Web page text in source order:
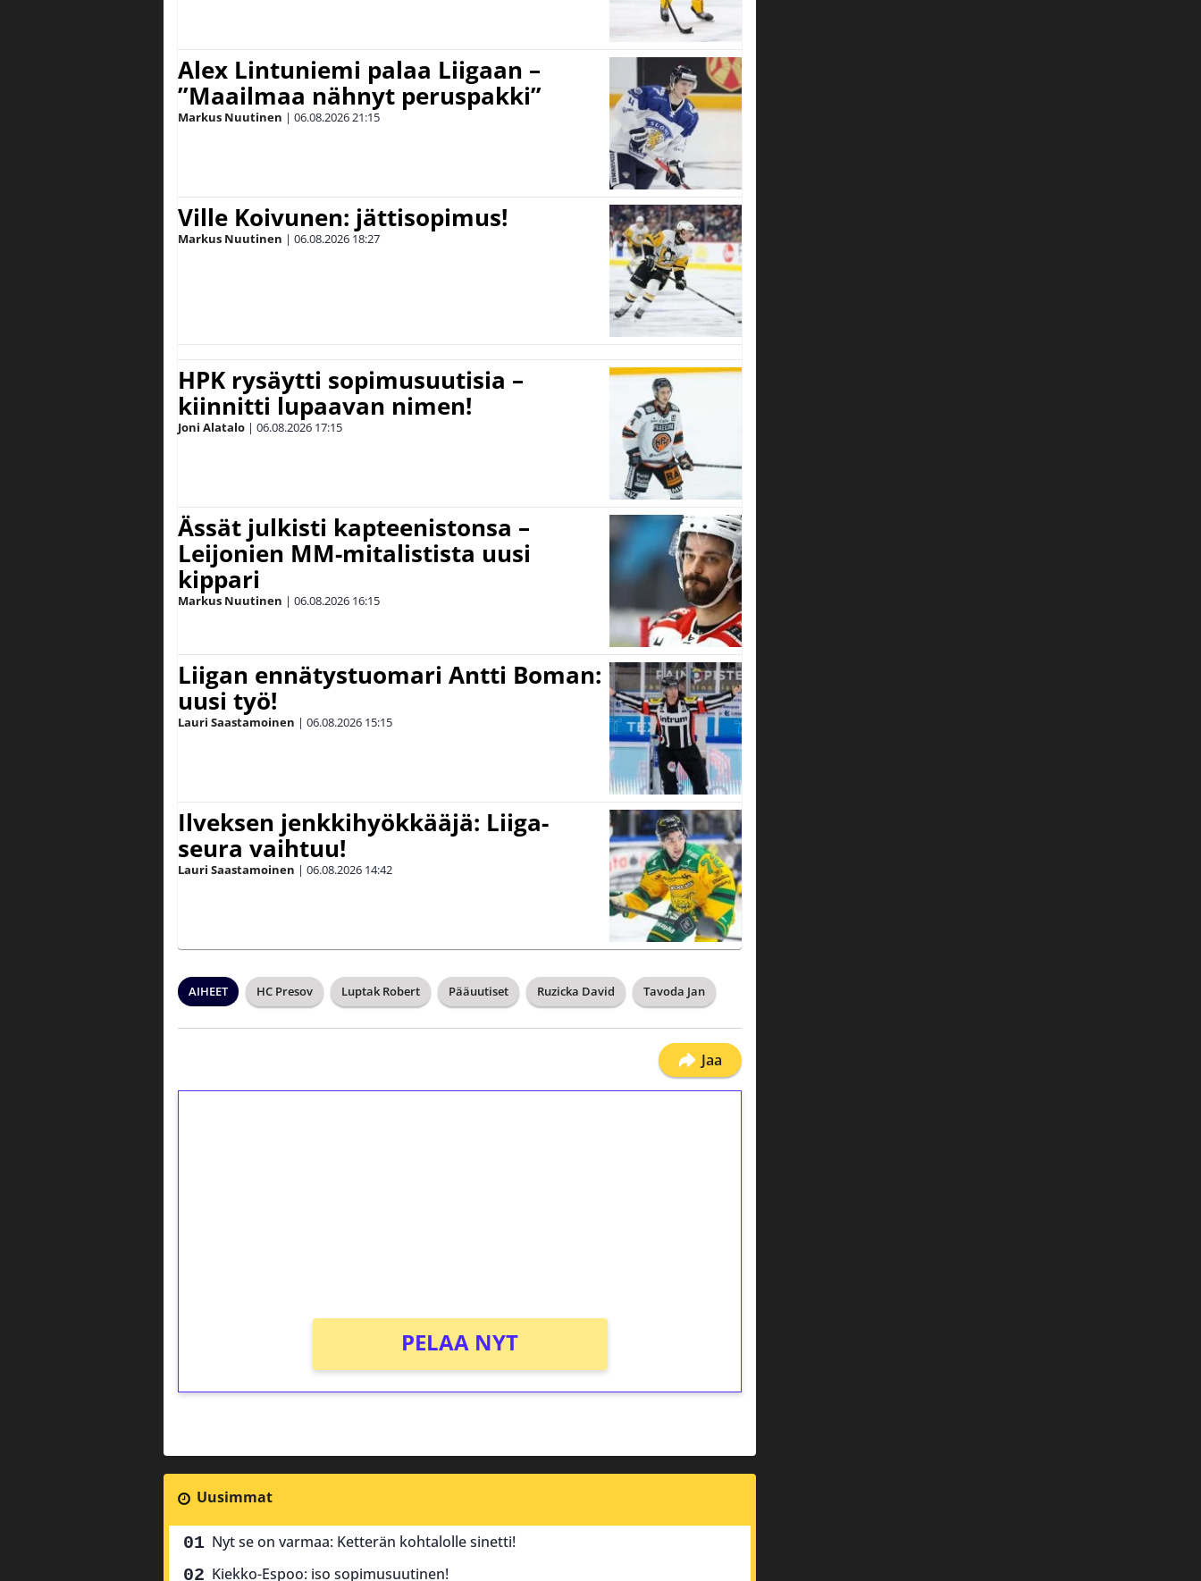
Alex Lintuniemi palaa Liigaan –
”Maailmaa nähnyt peruspakki”
Markus Nuutinen | 06.08.202621:15
Ville Koivunen: jättisopimus!
Markus Nuutinen | 06.08.2026 18:27
HPK rysäytti sopimusuutisia –
kiinnitti lupaavan nimen!
Joni Alatalo | 06.08.2026 17:15
Ässät julkisti kapteenistonsa –
Leijonien MM-mitalistista uusi
kippari
Markus Nuutinen | 06.08.2026 16:15
Liigan ennätystuomari Antti Boman:
uusi työ!
Lauri Saastamoinen | 06.08.2026 15:15
Ilveksen jenkkihyökkääjä: Liiga-
seura vaihtuu!
Lauri Saastamoinen | 06.08.2026 14:42
AIHEET HC Presov Luptak Robert Pääuutiset Ruzicka David Tavoda Jan
Jaa
PELAA NYT
Uusimmat
Nyt se on varmaa: Ketterän kohtalolle sinetti!
Kiekko-Espoo: iso sopimusuutinen!